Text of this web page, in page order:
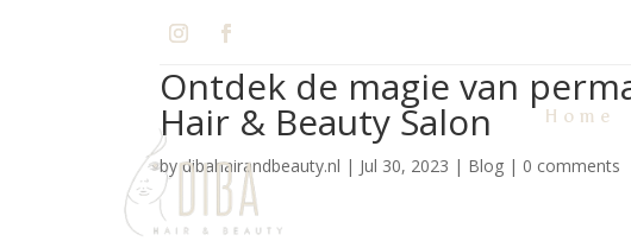
Home
Ontdek de magie van
Hair & Beauty Salon
bydibahairandbeauty.nl | Jul 30, 2023 | Blog | 0 comments